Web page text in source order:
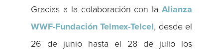
Gracias a la colaboración con la Alianza
WWF-Fundación Telmex-Telcel, desde el
26 de junio hasta el 28 de julio los